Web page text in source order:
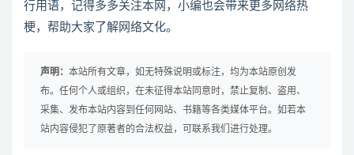
行用语，记得多多关注本网，小编也会带来更多网络热
梗，帮助大家了解网络文化。
声明： 本站所有文章，如无特殊说明或标注，均为本站原创发
布。任何个人或组织，在未征得本站同意时，禁止复制、盗用、
采集、发布本站内容到任何网站、书籍等各类媒体平台。如若本
站内容侵犯了原著者的合法权益，可联系我们进行处理。